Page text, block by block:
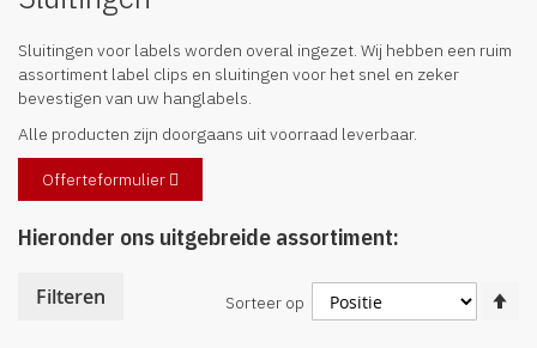
Sluitingen voor labels worden overal ingezet. Wij hebben een ruim
assortiment label clips en sluitingen voor het snel en zeker
bevestigen van uw hanglabels.
Alle producten zijn doorgaans uit voorraad leverbaar.
Offerteformulier
Hieronder ons uitgebreide assortiment:
Sorteer op
Filteren